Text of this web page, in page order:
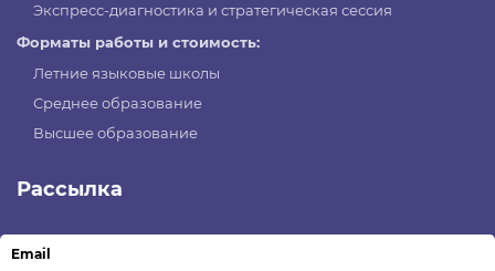
Экспресс-диагностика и стратегическая сессия
Форматы работы и стоимость:
Летние языковые школы
Среднее образование
Высшее образование
Рассылка
Email